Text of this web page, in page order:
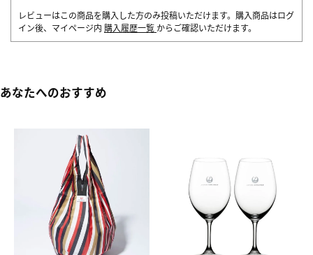
レビューはこの商品を購入した方のみ投稿いただけます。購入商品はログ
イン後、マイページ内 購入履歴一覧 からご確認いただけます。
あなたへのおすすめ